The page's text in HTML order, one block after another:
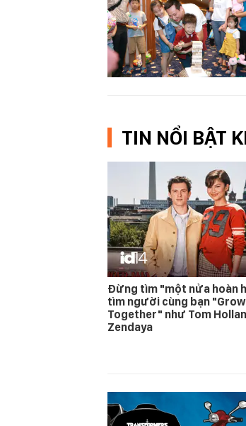
TIN NỔI BẬT
Đừng tìm "một nửa hoàn
tìm người cùng bạn "Grow
Together" như Tom
Zendaya